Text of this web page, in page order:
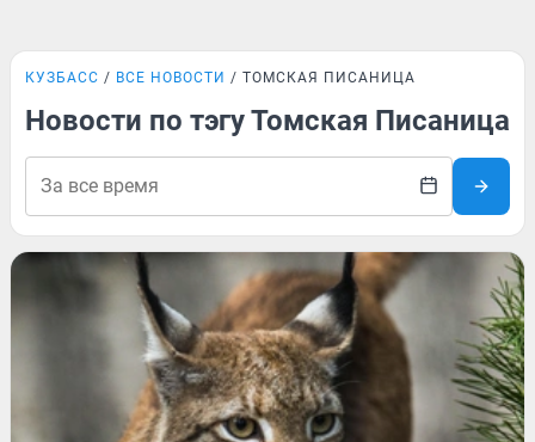
КУЗБАСС ВСЕ НОВОСТИ ТОМСКАЯ ПИСАНИЦА
Новости по тэгу Томская Писаница